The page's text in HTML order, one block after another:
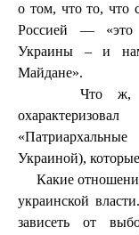
о том, что то, что
Россией — «это
Украины – и
Майдане».
Что ж,
Украиной),
Какие
украинской
зависеть от